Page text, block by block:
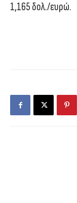
1,165 δολ./ευρώ.